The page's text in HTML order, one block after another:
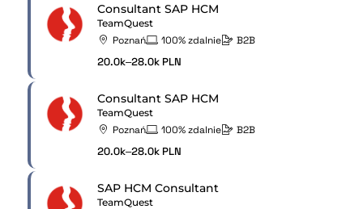
Consultant SAP HCM
TeamQuest
Poznań 100% zdalnie B2B
20.0k–28.0k PLN
Consultant SAP HCM
TeamQuest
Poznań 100% zdalnie B2B
20.0k–28.0k PLN
SAP HCM Consultant
TeamQuest